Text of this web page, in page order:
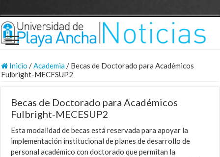
Inicio /Academia/ Becas de Doctorado para Académicos
Fulbright-MECESUP2
Becas de Doctorado para Académicos
Fulbright-MECESUP2
Esta modalidad de becas está reservada para apoyar la
implementación institucional de planes de desarrollo de
personal académico con doctorado que permitan la